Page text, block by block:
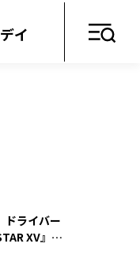
イ
ドライバー
XV』を